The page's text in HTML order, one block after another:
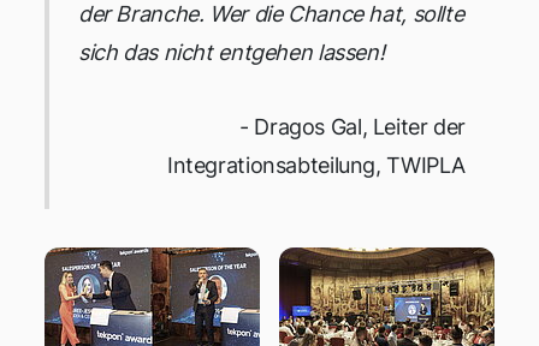
der Branche. Wer die Chance hat, sollte
sich das nicht entgehen lassen!
- Dragos Gal, Leiter der
Integrationsabteilung, TWIPLA